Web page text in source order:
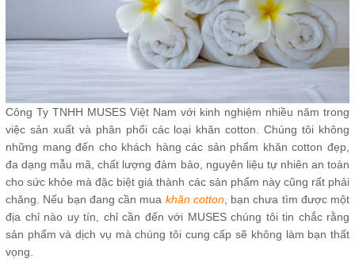
Công Ty TNHH MUSES Việt Nam với kinh nghiệm nhiều năm trong
việc sản xuất và phân phối các loại khăn cotton. Chúng tôi không
những mang đến cho khách hàng các sản phẩm khăn cotton đẹp,
đa dạng mẫu mã, chất lượng đảm bảo, nguyên liệu tự nhiên an toàn
cho sức khỏe mà đặc biệt giá thành các sản phẩm này cũng rất phải
chăng. Nếu bạn đang cần mua khăn cotton, bạn chưa tìm được một
địa chỉ nào uy tín, chỉ cần đến với MUSES chúng tôi tin chắc rằng
sản phẩm và dịch vụ mà chúng tôi cung cấp sẽ không làm bạn thất
vọng.